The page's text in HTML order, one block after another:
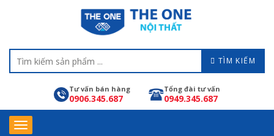
TÌM KIẾM
Tư vấn bán hàng
0906.345.687
Tổng đài tư vấn
0949.345.687